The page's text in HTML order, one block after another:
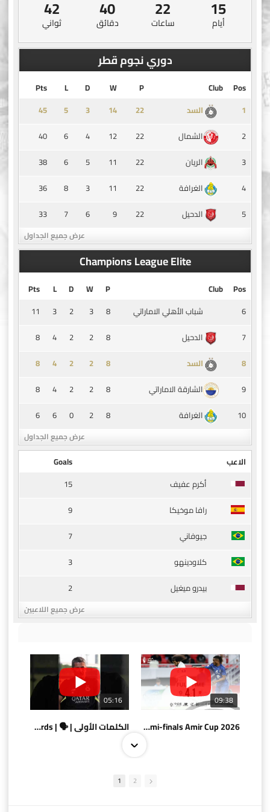
15
أيام
22
ساعات
40
دقائق
41
ثواني
دوري نجوم قطر
Pos
Club
P
W
D
L
Pts
1
السد ‏22
14
3
5
45
2
الشمال 22
12
4
6
40
3
الريان 22
11
5
6
38
4
الغرافة 22
11
3
8
36
5
الدحيل 22
9
6
7
33
عرض جميع الجداول
Champions League Elite
Pos
Club
P
W
D
L
Pts
6
شباب الأهلي الاماراتي 8
3
2
3
11
7
الدحيل 8
2
2
4
8
8
السد 8
2
2
4
8
9
الشارقة الاماراتي 8
2
2
4
8
10
الغرافة 8
2
0
6
6
عرض جميع الجداول
الاعب
Goals
أكرم عفيف
15
رافا موخيكا
9
جيوفاني
7
كلاودينهو
3
بيدرو ميغيل
2
عرض جميع اللاعبين
05:16
الكلمات الأولى | 🗣 | First words
09:38
AlSadd 4/1 AlDuhail - Semi-finals Amir Cup 2026 #السد/ الدحيل
1 2